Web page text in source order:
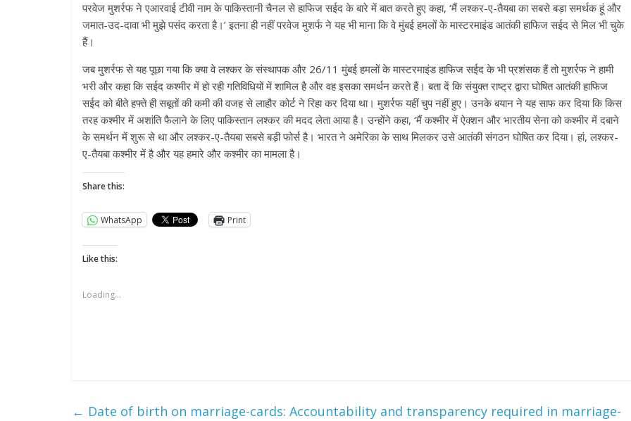
परवेज मुशर्रफ ने एआरवाई टीवी नाम के पाकिस्तानी चैनल से हाफिज सईद के बारे में बात करते हुए कहा, ‘मैं लश्कर-ए-तैयबा का सबसे बड़ा समर्थक हूं और
जमात-उद-दावा भी मुझे पसंद करता है।’ इतना ही नहीं परवेज मुशर्फ ने यह भी माना कि वे मुंबई हमलों के मास्टरमाइंड आतंकी हाफिज सईद से मिल भी चुके
हैं।
जब मुशर्रफ से यह पूछा गया कि क्या वे लश्कर के संस्थापक और 26/11 मुंबई हमलों के मास्टरमाइंड हाफिज सईद के भी प्रशंसक हैं तो मुशर्रफ ने हामी
भरी और कहा कि सईद कश्मीर में हो रही गतिविधियों में शामिल है और वह इसका समर्थन करते हैं। बता दें कि संयुक्त राष्ट्र द्वारा घोषित आतंकी हाफिज
सईद को बीते हफ्ते ही सबूतों की कमी की वजह से लाहौर कोर्ट ने रिहा कर दिया था। मुशर्रफ यहीं चुप नहीं हुए। उनके बयान ने यह साफ कर दिया कि किस
तरह कश्मीर में अशांति फैलाने के लिए पाकिस्तान लश्कर की मदद लेता आया है। उन्होंने कहा, ‘मैं कश्मीर में ऐक्शन और भारतीय सेना को कश्मीर में दबाने
के समर्थन में शुरू से था और लश्कर-ए-तैयबा सबसे बड़ी फोर्स है। भारत ने अमेरिका के साथ मिलकर उसे आतंकी संगठन घोषित कर दिया। हां, लश्कर-
ए-तैयबा कश्मीर में है और यह हमारे और कश्मीर का मामला है।
Share this:
WhatsApp Print
Like this:
Loading...
← Date of birth on marriage-cards: Accountability and transparency required in marriage-
All Rights News Bareilly
Uttar
Pradesh
राजनीति हॉट राजनीतिक